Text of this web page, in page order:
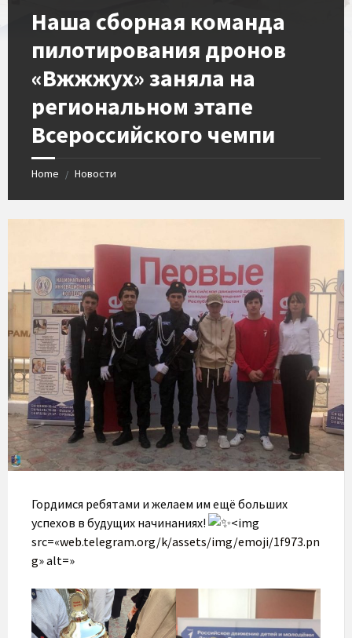
Наша сборная команда
пилотирования дронов
«Вжжжух» заняла на
региональном этапе
Всероссийского чемпи
Home / Новости
Гордимся ребятами и желаем им ещё больших
успехов в будущих начинаниях!
<img
src=«web.telegram.org/k/assets/img/emoji/1f973.pn
g» alt=»